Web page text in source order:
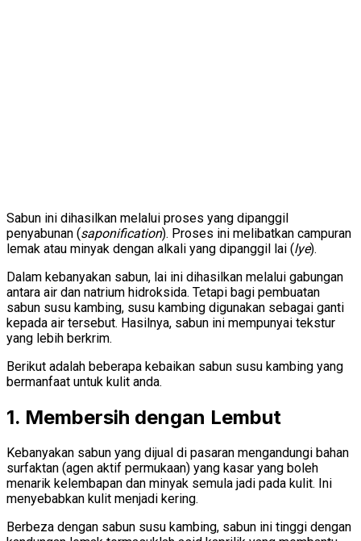
Sabun ini dihasilkan melalui proses yang dipanggil
penyabunan (saponification). Proses ini melibatkan campuran
lemak atau minyak dengan alkali yang dipanggil lai (lye).
Dalam kebanyakan sabun, lai ini dihasilkan melalui gabungan
antara air dan natrium hidroksida. Tetapi bagi pembuatan
sabun susu kambing, susu kambing digunakan sebagai ganti
kepada air tersebut. Hasilnya, sabun ini mempunyai tekstur
yang lebih berkrim.
Berikut adalah beberapa kebaikan sabun susu kambing yang
bermanfaat untuk kulit anda.
1. Membersih dengan Lembut
Kebanyakan sabun yang dijual di pasaran mengandungi bahan
surfaktan (agen aktif permukaan) yang kasar yang boleh
menarik kelembapan dan minyak semula jadi pada kulit. Ini
menyebabkan kulit menjadi kering.
Berbeza dengan sabun susu kambing, sabun ini tinggi dengan